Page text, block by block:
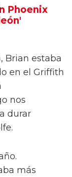
Phoenix
Brian estaba
en el Griffith
nos
durar
más